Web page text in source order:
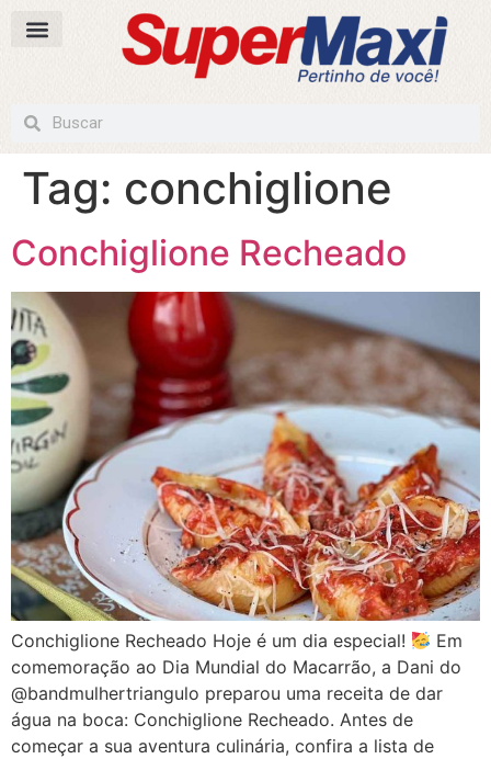
Tag: conchiglione
Conchiglione Recheado
Conchiglione Recheado Hoje é um dia especial!
Em
comemoração ao Dia Mundial do Macarrão, a Dani do
@bandmulhertriangulo preparou uma receita de dar
água na boca: Conchiglione Recheado. Antes de
começar a sua aventura culinária, confira a lista de